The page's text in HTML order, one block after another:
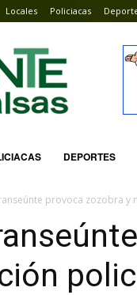
Locales Policiacas
DEPORTES
provoca zozobra y